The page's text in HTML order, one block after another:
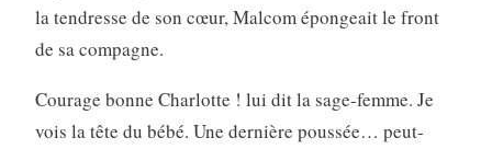
la tendresse de son cœur, Malcom épongeait le front
de sa compagne.
Courage bonne Charlotte ! lui dit la sage-femme. Je
vois la tête du bébé. Une dernière poussée… peut-